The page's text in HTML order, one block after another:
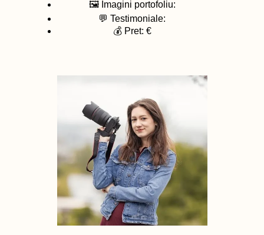
🖼️ Imagini portofoliu:
💬 Testimoniale:
💰 Pret: €